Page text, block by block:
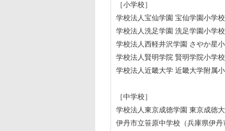
［小学校］
学校法人宝仙学園 宝仙学園小学校
学校法人洗足学園 洗足学園小学校
学校法人西軽井沢学園 さやか星
学校法人賢明学院 賢明学院小学校
学校法人近畿大学 近畿大学附属小
［中学校］
学校法人東京成徳学園 東京成徳
伊丹市立笹原中学校（兵庫県伊丹